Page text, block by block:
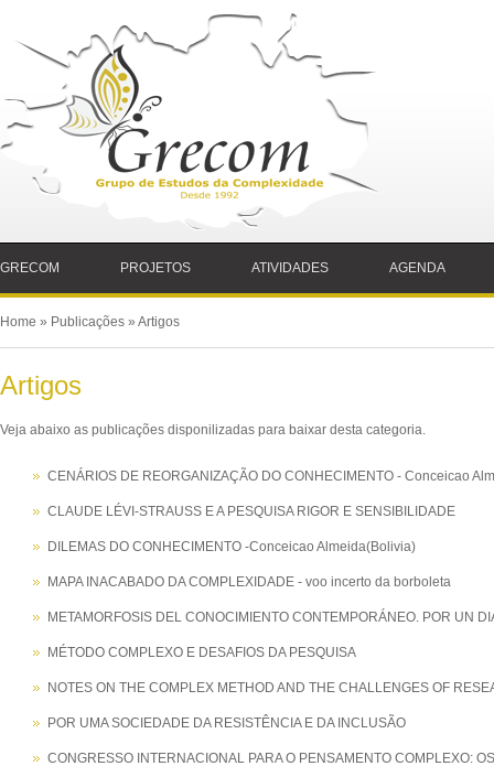
GRECOM PROJETOS ATIVIDADES AGENDA
Home » Publicações » Artigos
Artigos
Veja abaixo as publicações disponilizadas para baixar desta categoria.
CENÁRIOS DE REORGANIZAÇÃO DO CONHECIMENTO - Conceicao
CLAUDE LÉVI-STRAUSS E A PESQUISA RIGOR E SENSIBILIDADE
DILEMAS DO CONHECIMENTO -Conceicao Almeida(Bolivia)
MAPA INACABADO DA COMPLEXIDADE - voo incerto da borboleta
METAMORFOSIS DEL CONOCIMIENTO CONTEMPORÁNEO. POR UN
MÉTODO COMPLEXO E DESAFIOS DA PESQUISA
NOTES ON THE COMPLEX METHOD AND THE CHALLENGES OF
POR UMA SOCIEDADE DA RESISTÊNCIA E DA INCLUSÃO
CONGRESSO INTERNACIONAL PARA O PENSAMENTO COMPLEXO: